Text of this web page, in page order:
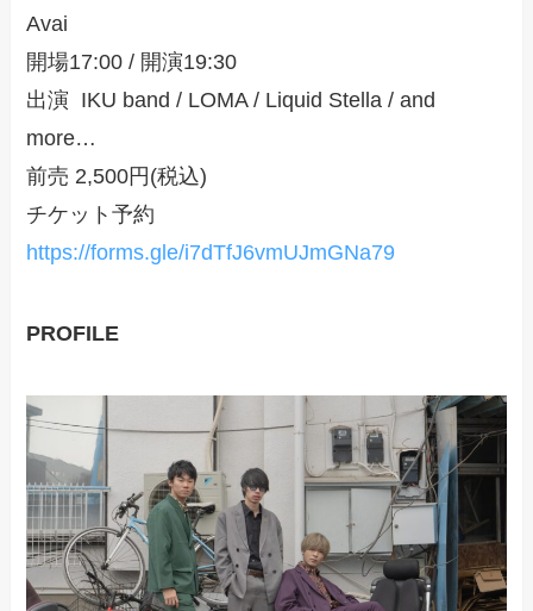
Avai
開場17:00 / 開演19:30
出演 IKU band / LOMA / Liquid Stella / and
more…
前売 2,500円(税込)
チケット予約
https://forms.gle/i7dTfJ6vmUJmGNa79
PROFILE